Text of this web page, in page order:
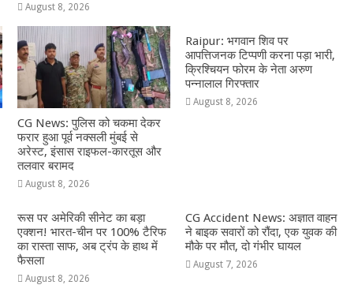
August 8, 2026
CG News: पुलिस को चकमा देकर
फरार हुआ पूर्व नक्सली मुंबई से
अरेस्ट, इंसास राइफल-कारतूस और
तलवार बरामद
August 8, 2026
Raipur: भगवान शिव पर
आपत्तिजनक टिप्पणी करना पड़ा भारी,
क्रिश्चियन फोरम के नेता अरुण
पन्नालाल गिरफ्तार
August 8, 2026
रूस पर अमेरिकी सीनेट का बड़ा
एक्शन! भारत-चीन पर 100% टैरिफ
का रास्ता साफ, अब ट्रंप के हाथ में
फैसला
August 8, 2026
CG Accident News: अज्ञात वाहन
ने बाइक सवारों को रौंदा, एक युवक की
मौके पर मौत, दो गंभीर घायल
August 7, 2026